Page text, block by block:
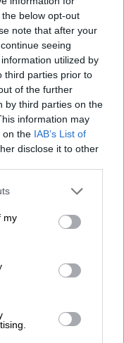
below opt-out
note that after your
seeing
utilized by
third parties prior to
of the further
by third parties on the
information may
on the IAB’s List of
disclose it to other
or more Google
You may click to
third-party tags to
in below Google
my
καυσίμων
ερευνητές
στη
το
τηςΓάζας
στο Χ ο
ανεπάρκεια
σε
ανθρώπους